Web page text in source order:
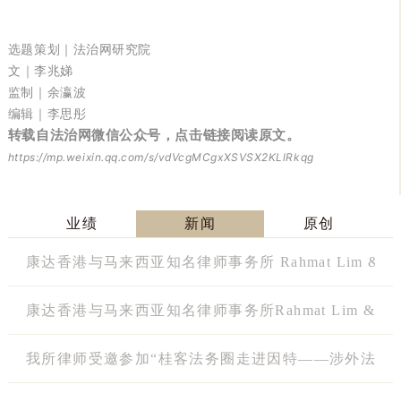
选题策划 ｜ 法治网研究院
文 ｜李兆娣
监制
｜ 余瀛波
编辑 ｜李思彤
转载自法治网微信公众号，点击链接阅读原文。
https://mp.weixin.qq.com/s/vdVcgMCgxXSVSX2KLlRkqg
业绩 新闻 原创
康达香港与马来西亚知名律师事务所 Rahmat Lim &
康达香港与马来西亚知名律师事务所Rahmat Lim &
我所律师受邀参加“桂客法务圈走进因特——涉外法治